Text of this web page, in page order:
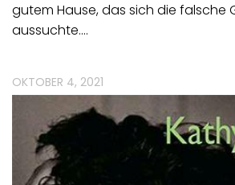
gutem Hause, das sich die falsche
aussuchte.…
OKTOBER 4, 2021